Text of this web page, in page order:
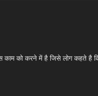
को करने में है जिसे लोग कहते है